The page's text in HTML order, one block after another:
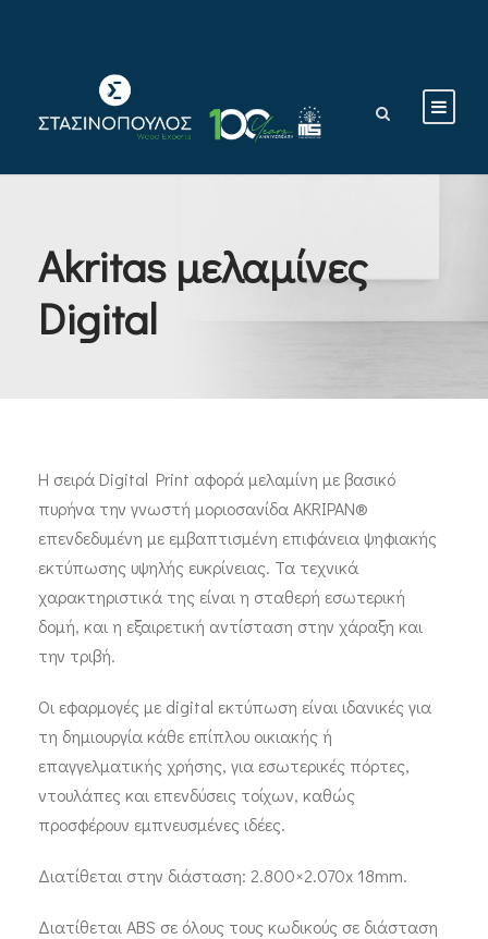
Akritas μελαμίνες
Digital
Η σειρά Digital Print αφορά μελαμίνη με βασικό
πυρήνα την γνωστή μοριοσανίδα ΑΚRIPAN®
επενδεδυμένη με εμβαπτισμένη επιφάνεια ψηφιακής
εκτύπωσης υψηλής ευκρίνειας. Τα τεχνικά
χαρακτηριστικά της είναι η σταθερή εσωτερική
δομή, και η εξαιρετική αντίσταση στην χάραξη και
την τριβή.
Οι εφαρμογές με digital εκτύπωση είναι ιδανικές για
τη δημιουργία κάθε επίπλου οικιακής ή
επαγγελματικής χρήσης, για εσωτερικές πόρτες,
ντουλάπες και επενδύσεις τοίχων, καθώς
προσφέρουν εμπνευσμένες ιδέες.
Διατίθεται στην διάσταση: 2.800×2.070x 18mm.
Διατίθεται ΑBS σε όλους τους κωδικούς σε διάσταση